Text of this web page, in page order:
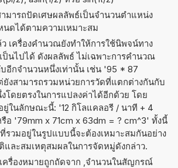
มารถปัดเศษผลลัพธ์เป็นจำนวนตำแหน่ง
ดได้ตามความเหมาะสม
เครื่องคำนวณยังทำให้การใช้นิพจน์ทาง
นไปได้ ดังผลลัพธ์ ไม่เฉพาะการคำนวณ
อีกจำนวนหนึ่งเท่านั้น เช่น '95 * 87
งสามารถรวมหน่วยการวัดที่แตกต่างกันกับ
โดยตรงในการแปลงค่าได้อีกด้วย โดย
ยู่ในลักษณะนี้: '12 กิโลแคลอรี / นาที + 4
อ '79mm x 71cm x 63dm = ? cm^3' ทั้งนี้
รวมอยู่ในรูปแบบนี้จะต้องเหมาะสมกันอย่าง
และสมเหตุสมผลในการจัดหมู่ดังกล่าว.
ครื่องหมายถูกถัดจาก ,จำนวนในสัญกรณ์